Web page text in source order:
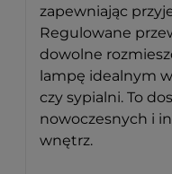
zapewniając
Regulowane
dowolne
lampę idealnym
czy sypialni. To
nowoczesnych i
wnętrz.